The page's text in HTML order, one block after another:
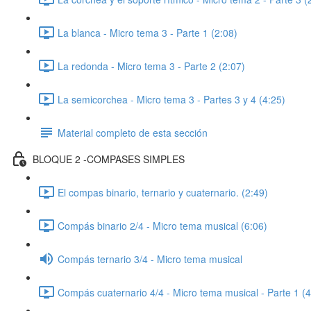
La blanca - Micro tema 3 - Parte 1 (2:08)
La redonda - Micro tema 3 - Parte 2 (2:07)
La semicorchea - Micro tema 3 - Partes 3 y 4 (4:25)
Material completo de esta sección
BLOQUE 2 -COMPASES SIMPLES
El compas binario, ternario y cuaternario. (2:49)
Compás binario 2/4 - Micro tema musical (6:06)
Compás ternario 3/4 - Micro tema musical
Compás cuaternario 4/4 - Micro tema musical - Parte 1